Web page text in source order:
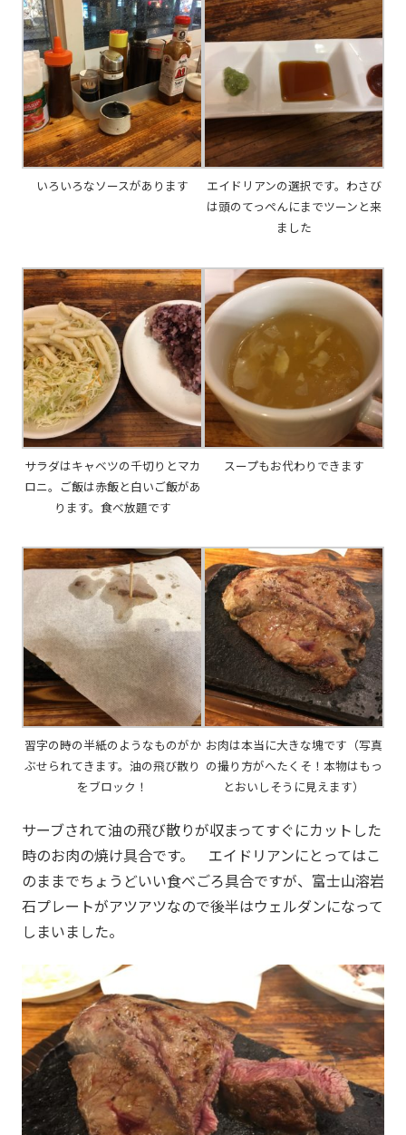
いろいろなソースがあります
エイドリアンの選択です。わさび
は頭のてっぺんにまでツーンと来
ました
サラダはキャベツの千切りとマカ
ロニ。ご飯は赤飯と白いご飯があ
ります。食べ放題です
スープもお代わりできます
習字の時の半紙のようなものがか
ぶせられてきます。油の飛び散り
をブロック！
お肉は本当に大きな塊です（写真
の撮り方がへたくそ！本物はもっ
とおいしそうに見えます）
サーブされて油の飛び散りが収まってすぐにカットした
時のお肉の焼け具合です。 エイドリアンにとってはこ
のままでちょうどいい食べごろ具合ですが、富士山溶岩
石プレートがアツアツなので後半はウェルダンになって
しまいました。